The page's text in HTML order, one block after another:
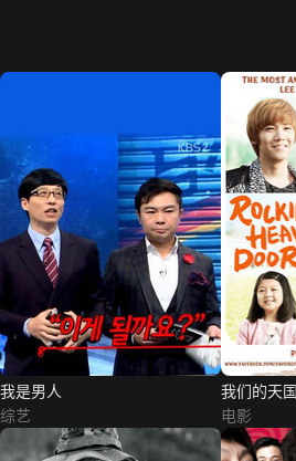
我是男人
综艺
我们的天国
电影